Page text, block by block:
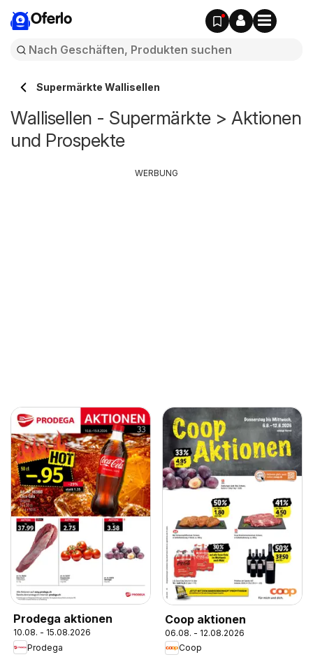
Oferlo
Supermärkte Wallisellen
Wallisellen - Supermärkte > Aktionen
und Prospekte
Prodega aktionen
10.08. - 15.08.2026
Prodega
Coop aktionen
06.08. - 12.08.2026
Coop
WERBUNG